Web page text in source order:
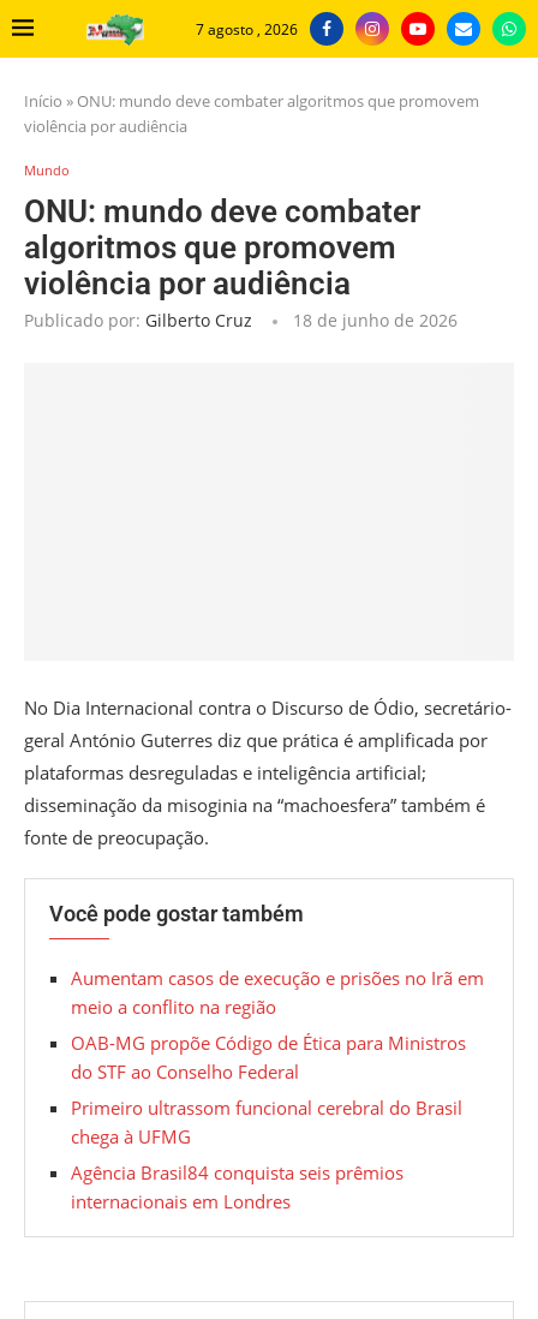
7 agosto , 2026
Início » ONU: mundo deve combater algoritmos que promovem
violência por audiência
Mundo
ONU: mundo deve combater
algoritmos que promovem
violência por audiência
Publicado por: Gilberto Cruz 18 de junho de 2026
No Dia Internacional contra o Discurso de Ódio, secretário-
geral António Guterres diz que prática é amplificada por
plataformas desreguladas e inteligência artificial;
disseminação da misoginia na “machoesfera” também é
fonte de preocupação.
Você pode gostar também
Aumentam casos de execução e prisões no Irã em
meio a conflito na região
OAB-MG propõe Código de Ética para Ministros
do STF ao Conselho Federal
Primeiro ultrassom funcional cerebral do Brasil
chega à UFMG
Agência Brasil84 conquista seis prêmios
internacionais em Londres